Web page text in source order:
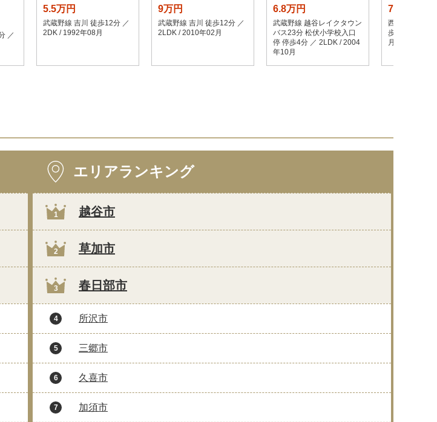
／
5.5万円
武蔵野線 吉川 徒歩12分 ／
2DK / 1992年08月
9万円
武蔵野線 吉川 徒歩12分 ／
2LDK / 2010年02月
6.8万円
武蔵野線 越谷レイクタウン
バス23分 松伏小学校入口
停 停歩4分 ／ 2LDK / 2004
年10月
7.3万円
西武池袋・豊
歩18分 ／
月
エリアランキング
1 越谷市
2 草加市
3 春日部市
4 所沢市
5 三郷市
6 久喜市
7 加須市